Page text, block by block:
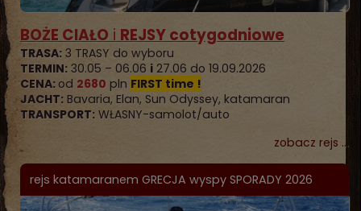
BOŻE CIAŁO i REJSY cotygodniowe
TRASA: 3 TRASY do wyboru
TERMIN: 30.05 – 06.06 i 27.06 do 19.09.2026
CENA: od 2680 pln FIRST time !
JACHT: Bavaria, Elan, Sun Odyssey, katamaran
TRANSPORT: WŁASNY-samolot/auto
zobacz rejs ...
rejs katamaranem GRECJA wyspy SPORADY 2026